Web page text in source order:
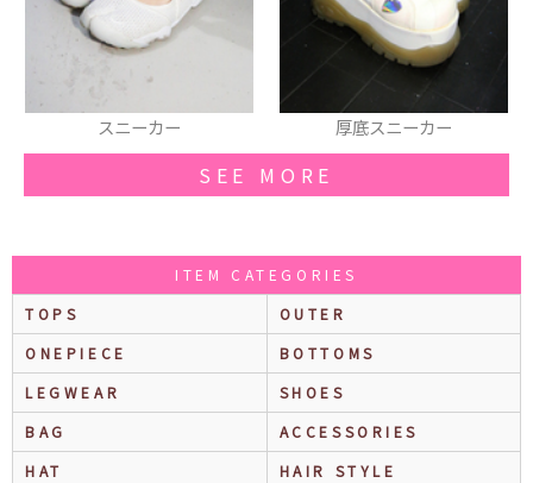
厚底スニーカー Tシャツ
SEE MORE
ITEM CATEGORIES
TOPS
OUTER
ONEPIECE
BOTTOMS
LEGWEAR
SHOES
BAG
ACCESSORIES
HAT
HAIR STYLE